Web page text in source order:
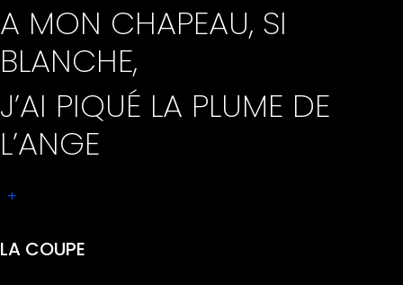
A MON CHAPEAU, SI
BLANCHE,
J’AI PIQUÉ LA PLUME DE
L’ANGE
+
LA COUPE